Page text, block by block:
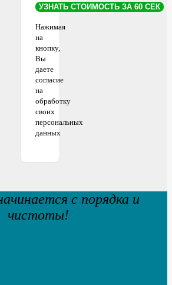
Нажимая
на
кнопку,
Вы
даете
согласие
на
обработку
своих
персональных
данных
с порядка и
чистоты!